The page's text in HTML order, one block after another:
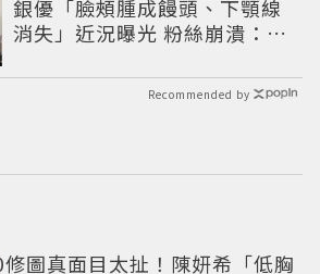
銀優「臉頰腫成饅頭、下顎線
消失」近況曝光 粉絲崩潰：空
Recommended by
修圖真面目太扯！陳妍希「低胸